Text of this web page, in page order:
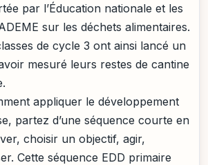
par l’Éducation nationale et les
sur les déchets alimentaires.
de cycle 3 ont ainsi lancé un
mesuré leurs restes de cantine
appliquer le développement
partez d’une séquence courte en
choisir un objectif, agir,
Cette séquence EDD primaire